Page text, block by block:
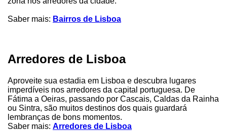
Saber mais: Bairros de Lisboa
Arredores de Lisboa
Aproveite sua estadia em Lisboa e descubra lugares
imperdíveis nos arredores da capital portuguesa. De
Fátima a Oeiras, passando por Cascais, Caldas da Rainha
ou Sintra, são muitos destinos dos quais guardará
lembranças de bons momentos.
Saber mais: Arredores de Lisboa